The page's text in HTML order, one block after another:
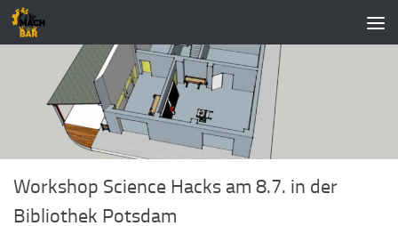
Zum Inhalt springen
Workshop Science Hacks am 8.7. in der
Bibliothek Potsdam